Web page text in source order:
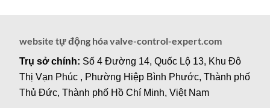
website tự động hóa valve-control-expert.com
Trụ sở chính: Số 4 Đường 14, Quốc Lộ 13, Khu Đô
Thị Vạn Phúc , Phường Hiệp Bình Phước, Thành phố
Thủ Đức, Thành phố Hồ Chí Minh, Việt Nam